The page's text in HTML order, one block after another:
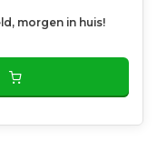
morgen in huis!